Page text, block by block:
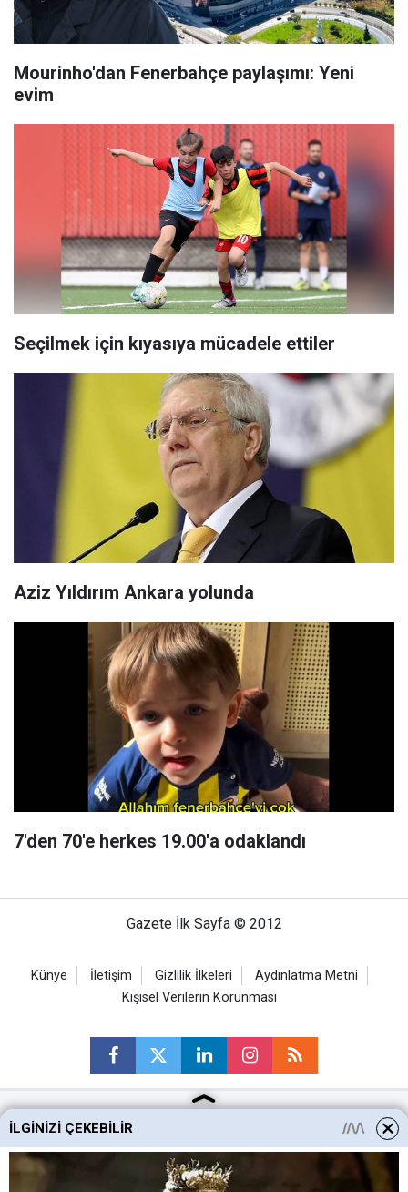
Mourinho'dan Fenerbahçe paylaşımı: Yeni
evim
Seçilmek için kıyasıya mücadele ettiler
Aziz Yıldırım Ankara yolunda
7'den 70'e herkes 19.00'a odaklandı
Gazete İlk Sayfa © 2012
Künye İletişim Gizlilik İlkeleri
Aydınlatma Metni
Kişisel Verilerin Korunması
Ankara Haberleri
Keçiören Haberleri
İLGINIZI ÇEKEBILIR